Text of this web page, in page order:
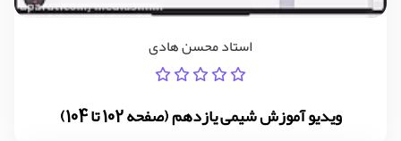
استاد محسن هادی
ویدیو آموزش شیمی یازدهم (صفحه 102 تا 104)